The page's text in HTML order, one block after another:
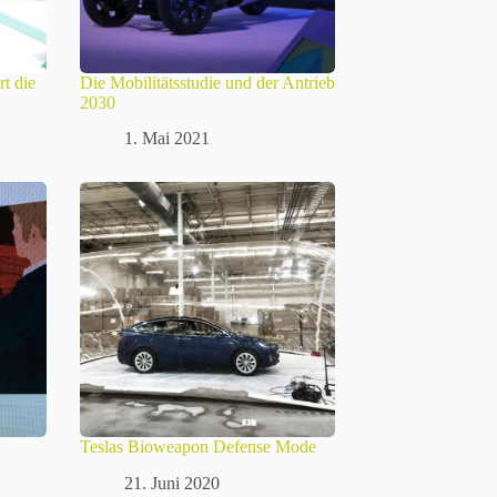
die
Die Mobilitätsstudie und der Antrieb
2030
1. Mai 2021
Teslas Bioweapon Defense Mode
21. Juni 2020